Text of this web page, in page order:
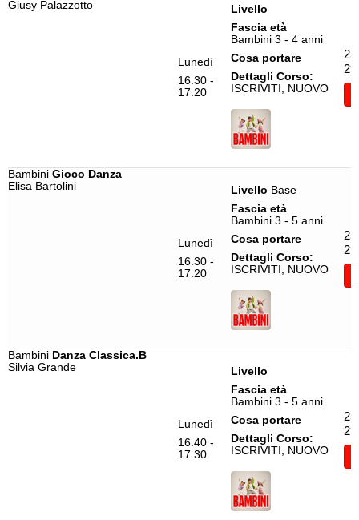
Tango Argentino
Tecnica Punte
Total Body
Urban Coreografico
Urban Female
Urban Mix
Video Dance
Voguing
Stefano Saracchi
Valentina Corradi
Viktoriia Tiutina
Virginia Ingegneri
Giusy Palazzotto
Lunedì
16:30 -
17:20
Livello
Fascia età
Bambini 3 - 4 anni
Cosa portare
Dettagli Corso:
ISCRIVITI, NUOVO
Bambini Gioco Danza
Elisa Bartolini
Lunedì
16:30 -
17:20
Livello Base
Fascia età
Bambini 3 - 5 anni
Cosa portare
Dettagli Corso:
ISCRIVITI, NUOVO
Bambini Danza Classica.B
Silvia Grande
Lunedì
16:40 -
17:30
Livello
Fascia età
Bambini 3 - 5 anni
Cosa portare
Dettagli Corso:
ISCRIVITI, NUOVO